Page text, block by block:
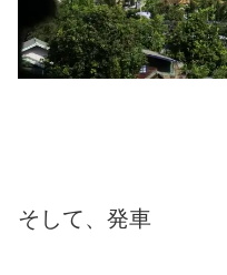
そして、発車